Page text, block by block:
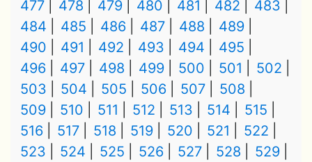
477 478 479 480 481 482
483
484
485 486 487 488
489
490
491 492 493 494
495
496
497 498 499 500 501
502
503
504 505 506 507
508
509
510 511 512 513 514
515
516
517 518 519 520 521
522
523
524 525 526 527 528
529